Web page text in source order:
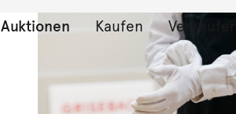
Auktionen Kaufen Verkaufen